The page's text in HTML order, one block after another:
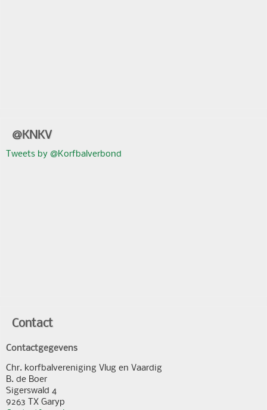
@KNKV
Tweets by @Korfbalverbond
Contact
Contactgegevens
Chr. korfbalvereniging Vlug en Vaardig
B. de Boer
Sigerswald 4
9263 TX Garyp